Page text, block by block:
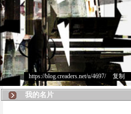
https://blog.creaders.net/u/4697/> 复制
我的名片